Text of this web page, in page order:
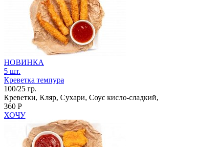
НОВИНКА
5 шт.
Креветка темпура
100/25 гр.
Креветки, Кляр, Сухари, Соус кисло-сладкий,
360 Р
ХОЧУ